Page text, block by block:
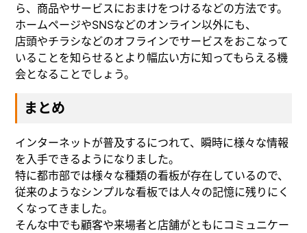
ら、商品やサービスにおまけをつけるなどの方法です。
ホームページやSNSなどのオンライン以外にも、
店頭やチラシなどのオフラインでサービスをおこなって
いることを知らせるとより幅広い方に知ってもらえる機
会となることでしょう。
まとめ
インターネットが普及するにつれて、瞬時に様々な情報
を入手できるようになりました。
特に都市部では様々な種類の看板が存在しているので、
従来のようなシンプルな看板では人々の記憶に残りにく
くなってきました。
そんな中でも顧客や来場者と店舗がともにコミュニケー